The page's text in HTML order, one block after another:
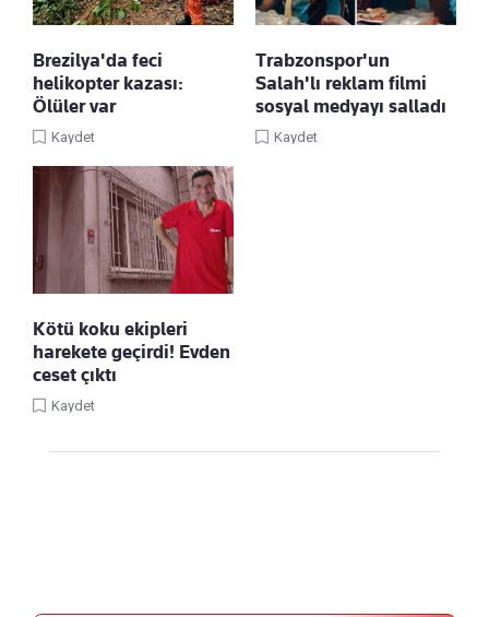
Brezilya'da feci
helikopter kazası:
Ölüler var
Kaydet
Trabzonspor'un
Salah'lı reklam filmi
sosyal medyayı salladı
Kaydet
Kötü koku ekipleri
harekete geçirdi! Evden
ceset çıktı
Kaydet